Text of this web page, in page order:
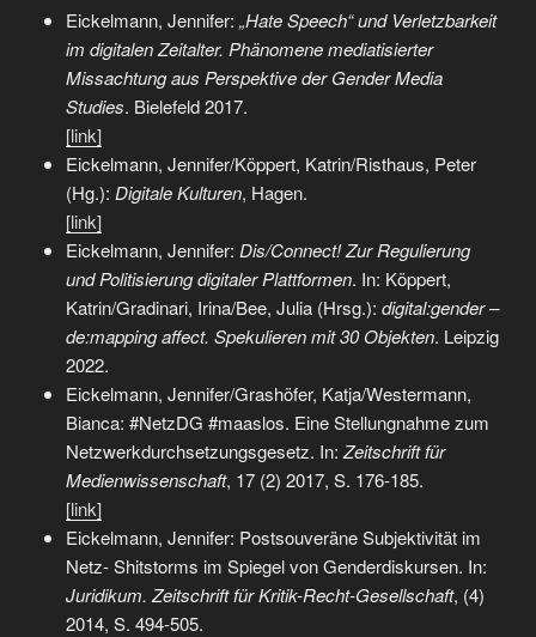
Eickelmann, Jennifer: „Hate Speech“ und Verletzbarkeit
im di­gi­ta­len Zeitalter. Phänomene mediatisierter
Missachtung aus Pers­pek­tive der Gender Media
Studies. Bielefeld 2017.
[link]
Eickelmann, Jennifer/Köppert, Katrin/Risthaus, Peter
(Hg.): Digitale Kulturen, Hagen.
[link]
Eickelmann, Jennifer: Dis/Connect! Zur Regulierung
und Politisierung digitaler Plattformen. In: Köppert,
Katrin/Gradinari, Irina/Bee, Julia (Hrsg.): digital:gender –
de:mapping affect. Spekulieren mit 30 Objekten. Leipzig
2022.
Eickelmann, Jennifer/Grashöfer, Katja/Westermann,
Bianca: #NetzDG #maaslos. Eine Stellungnahme zum
Netzwerkdurchsetzungsgesetz. In: Zeitschrift für
Medienwissenschaft, 17 (2) 2017, S. 176-185.
[link]
Eickelmann, Jennifer: Postsouveräne Subjektivität im
Netz- Shitstorms im Spiegel von Genderdiskursen. In:
Juridikum. Zeitschrift für Kritik-Recht-Ge­sell­schaft, (4)
2014, S. 494-505.